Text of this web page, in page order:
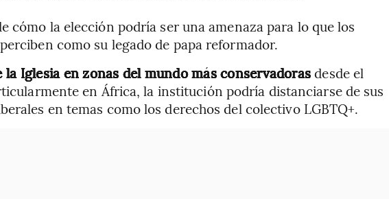
cómo la elección podría ser una amenaza para lo que los
como su legado de papa reformador.
Iglesia en zonas del mundo más conservadorasdesde el
en África, la institución podría distanciarse de sus
en temas como los derechos del colectivo LGBTQ+.